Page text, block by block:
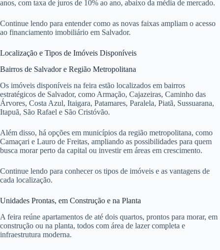
anos, com taxa de juros de 10% ao ano, abaixo da média de mercado.
Continue lendo para entender como as novas faixas ampliam o acesso
ao financiamento imobiliário em Salvador.
Localização e Tipos de Imóveis Disponíveis
Bairros de Salvador e Região Metropolitana
Os imóveis disponíveis na feira estão localizados em bairros
estratégicos de Salvador, como Armação, Cajazeiras, Caminho das
Árvores, Costa Azul, Itaigara, Patamares, Paralela, Piatã, Sussuarana,
Itapuã, São Rafael e São Cristóvão.
Além disso, há opções em municípios da região metropolitana, como
Camaçari e Lauro de Freitas, ampliando as possibilidades para quem
busca morar perto da capital ou investir em áreas em crescimento.
Continue lendo para conhecer os tipos de imóveis e as vantagens de
cada localização.
Unidades Prontas, em Construção e na Planta
A feira reúne apartamentos de até dois quartos, prontos para morar, em
construção ou na planta, todos com área de lazer completa e
infraestrutura moderna.